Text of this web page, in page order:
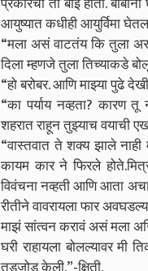
आयुष्यात कधीही आयुर्विमा घेतला
“मला असं वाटतंय कि तुला
दिला म्हणजे तुला तिच्याकडे
“हो बरोबर. आणि माझ्या पुढे
“का पर्याय नव्हता? कारण
शहरात राहून तुझ्याच वयाची
“वास्तवात ते शक्य झाले
कायम कार ने फिरले
विवंचना नव्हती आणि आता
रीतीने वावरायला फार
माझं सांत्वन करावं असं मला
घरी राहायला बोलल्यावर मी